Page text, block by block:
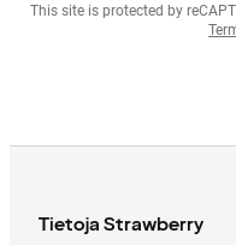
This site is protected by
Tietoja Strawberry